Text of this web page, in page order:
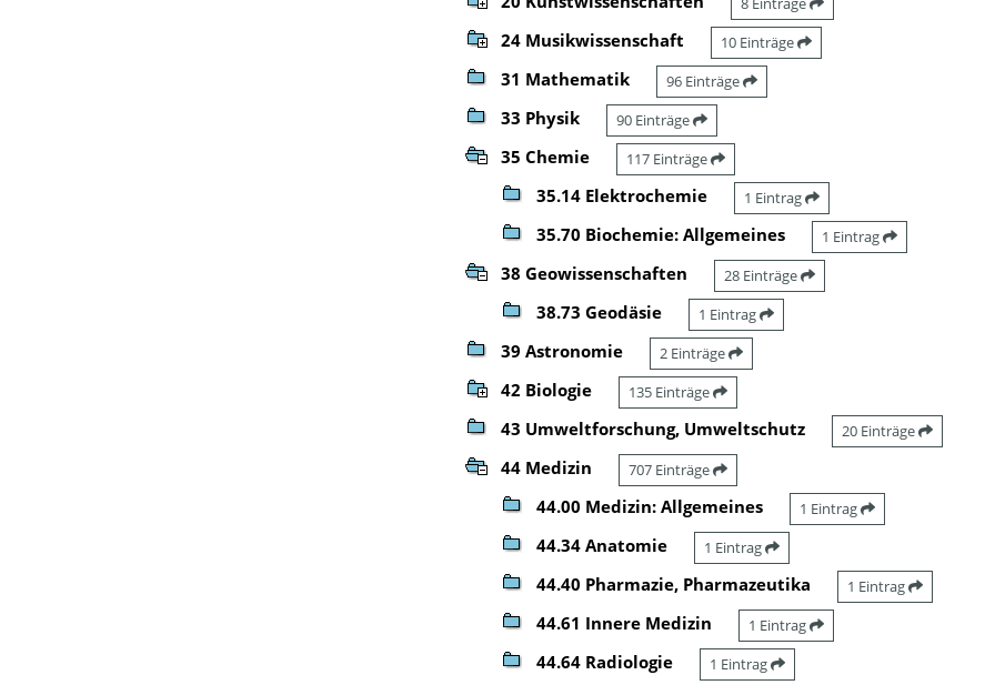
24 Musikwissenschaft 10 Einträge
31 Mathematik 96 Einträge
33 Physik 90 Einträge
35 Chemie 117 Einträge
35.14 Elektrochemie 1 Eintrag
35.70 Biochemie: Allgemeines 1 Eintrag
38 Geowissenschaften 28 Einträge
38.73 Geodäsie 1 Eintrag
39 Astronomie 2 Einträge
42 Biologie 135 Einträge
43 Umweltforschung, Umweltschutz 20 Einträge
44 Medizin 707 Einträge
44.00 Medizin: Allgemeines 1 Eintrag
44.34 Anatomie 1 Eintrag
44.40 Pharmazie, Pharmazeutika 1 Eintrag
44.61 Innere Medizin 1 Eintrag
44.64 Radiologie 1 Eintrag